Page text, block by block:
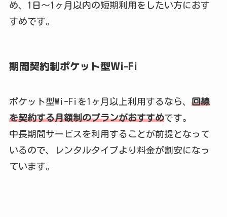
め、1日～1ヶ月以内の短期利用をしたい方におす
すめです。
期間契約制ポケット型Wi-Fi
ポケット型Wi-Fiを1ヶ月以上利用するなら、 回線
を契約する月額制のプランがおすすめです。
中長期間サービスを利用することが前提となって
いるので、レンタルタイプより料金が割安になっ
ています。